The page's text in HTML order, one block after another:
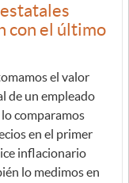
con el último
el valor
de un empleado
comparamos
en el primer
inflacionario
lo medimos en